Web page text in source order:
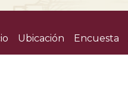
Ubicación Encuesta